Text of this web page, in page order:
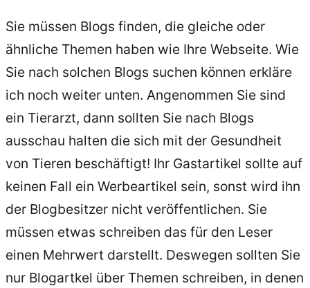
Sie müssen Blogs finden, die gleiche oder
ähnliche Themen haben wie Ihre Webseite. Wie
Sie nach solchen Blogs suchen können erkläre
ich noch weiter unten. Angenommen Sie sind
ein Tierarzt, dann sollten Sie nach Blogs
ausschau halten die sich mit der Gesundheit
von Tieren beschäftigt! Ihr Gastartikel sollte auf
keinen Fall ein Werbeartikel sein, sonst wird ihn
der Blogbesitzer nicht veröffentlichen. Sie
müssen etwas schreiben das für den Leser
einen Mehrwert darstellt. Deswegen sollten Sie
nur Blogartkel über Themen schreiben, in denen